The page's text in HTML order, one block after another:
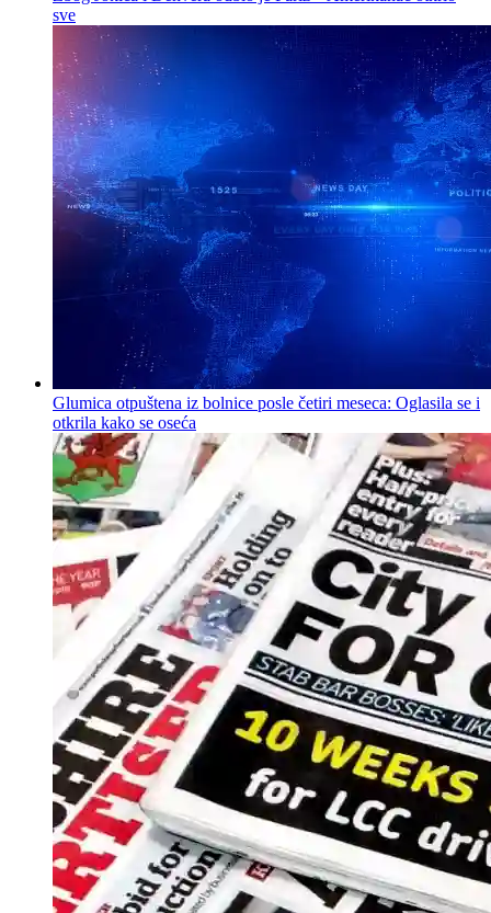
sve
Glumica otpuštena iz bolnice posle četiri meseca: Oglasila se i
otkrila kako se oseća